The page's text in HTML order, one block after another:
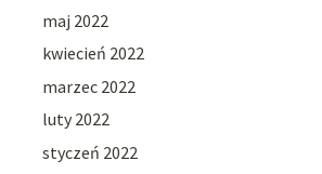
maj 2022
kwiecień 2022
marzec 2022
luty 2022
styczeń 2022